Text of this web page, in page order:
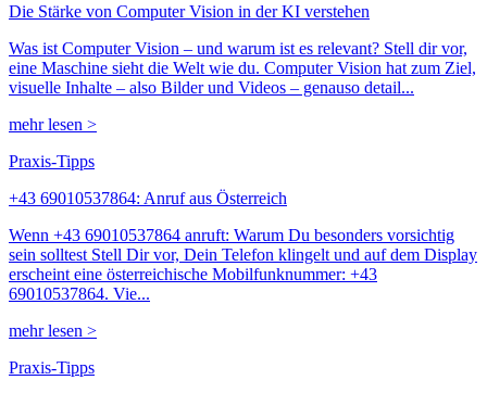
Die Stärke von Computer Vision in der KI verstehen
Was ist Computer Vision – und warum ist es relevant? Stell dir vor,
eine Maschine sieht die Welt wie du. Computer Vision hat zum Ziel,
visuelle Inhalte – also Bilder und Videos – genauso detail...
mehr lesen >
Praxis-Tipps
+43 69010537864: Anruf aus Österreich
Wenn +43 69010537864 anruft: Warum Du besonders vorsichtig
sein solltest Stell Dir vor, Dein Telefon klingelt und auf dem Display
erscheint eine österreichische Mobilfunknummer: +43
69010537864. Vie...
mehr lesen >
Praxis-Tipps